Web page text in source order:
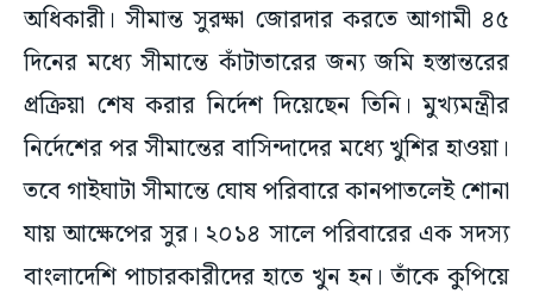
অধিকারী। সীমান্ত সুরক্ষা জোরদার করতে আগামী ৪৫
দিনের মধ্যে সীমান্তে কাঁটাতারের জন্য জমি হস্তান্তরের
প্রক্রিয়া শেষ করার নির্দেশ দিয়েছেন তিনি। মুখ্যমন্ত্রীর
নির্দেশের পর সীমান্তের বাসিন্দাদের মধ্যে খুশির হাওয়া।
তবে গাইঘাটা সীমান্তে ঘোষ পরিবারে কানপাতলেই শোনা
যায় আক্ষেপের সুর। ২০১৪ সালে পরিবারের এক সদস্য
বাংলাদেশি পাচারকারীদের হাতে খুন হন। তাঁকে কুপিয়ে